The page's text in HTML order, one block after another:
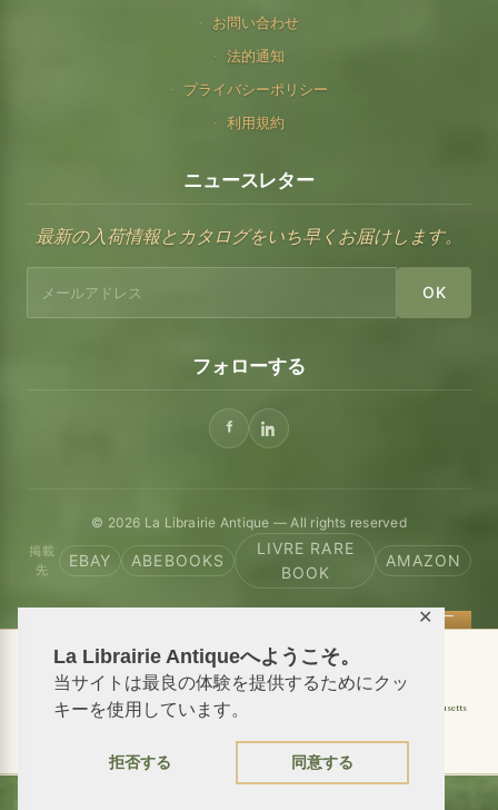
La Librairie Antiqueへようこそ。
当サイトは最良の体験を提供するためにクッ
キーを使用しています。
拒否する 同意する
✕
お問い合わせ
法的通知
プライバシーポリシー
利用規約
ニュースレター
最新の入荷情報とカタログをいち早くお届けします。
OK
フォローする
© 2026 La Librairie Antique — All rights reserved
掲載
先
EBAY ABEBOOKS
LIVRE RARE
BOOK
AMAZON
📦 We ship antiquarian books worldwide
Shipping to USA Shipping to New York
Shipping to Massachusetts